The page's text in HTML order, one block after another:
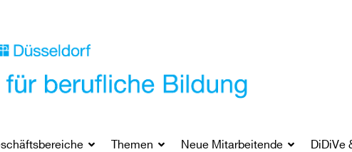
Themen Neue Mitarbeitende DiDiVe